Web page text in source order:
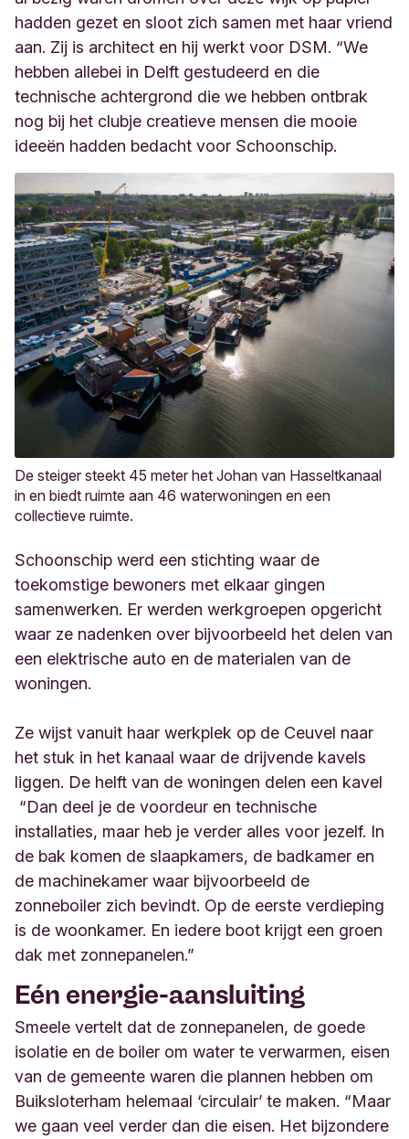
hadden gezet en sloot zich samen met haar vriend
aan. Zij is architect en hij werkt voor DSM. “We
hebben allebei in Delft gestudeerd en die
technische achtergrond die we hebben ontbrak
nog bij het clubje creatieve mensen die mooie
ideeën hadden bedacht voor Schoonschip.
De steiger steekt 45 meter het Johan van Hasseltkanaal
in en biedt ruimte aan 46 waterwoningen en een
collectieve ruimte.
Schoonschip werd een stichting waar de
toekomstige bewoners met elkaar gingen
samenwerken. Er werden werkgroepen opgericht
waar ze nadenken over bijvoorbeeld het delen van
een elektrische auto en de materialen van de
woningen.
Ze wijst vanuit haar werkplek op de Ceuvel naar
het stuk in het kanaal waar de drijvende kavels
liggen. De helft van de woningen delen een kavel
“Dan deel je de voordeur en technische
installaties, maar heb je verder alles voor jezelf. In
de bak komen de slaapkamers, de badkamer en
de machinekamer waar bijvoorbeeld de
zonneboiler zich bevindt. Op de eerste verdieping
is de woonkamer. En iedere boot krijgt een groen
dak met zonnepanelen.”
Eén energie-aansluiting
Smeele vertelt dat de zonnepanelen, de goede
isolatie en de boiler om water te verwarmen, eisen
van de gemeente waren die plannen hebben om
Buiksloterham helemaal ‘circulair’ te maken. “Maar
we gaan veel verder dan die eisen. Het bijzondere